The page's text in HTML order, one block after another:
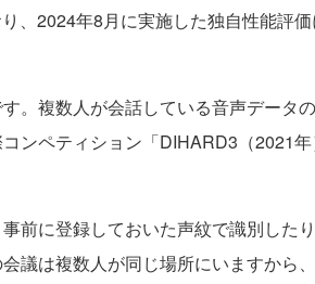
、2024年8月に実施した独自性能評
。複数人が会話している音声データ
ンペティション「DIHARD3（2021
前に登録しておいた声紋で識別した
議は複数人が同じ場所にいますから